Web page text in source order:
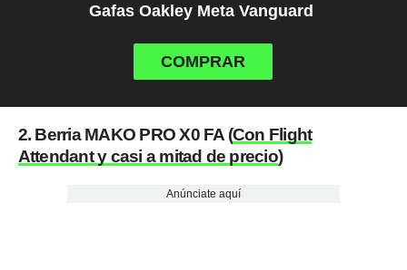
Gafas Oakley Meta Vanguard
COMPRAR
2. Berria MAKO PRO X0 FA (Con Flight
Attendant y casi a mitad de precio)
Anúnciate aquí